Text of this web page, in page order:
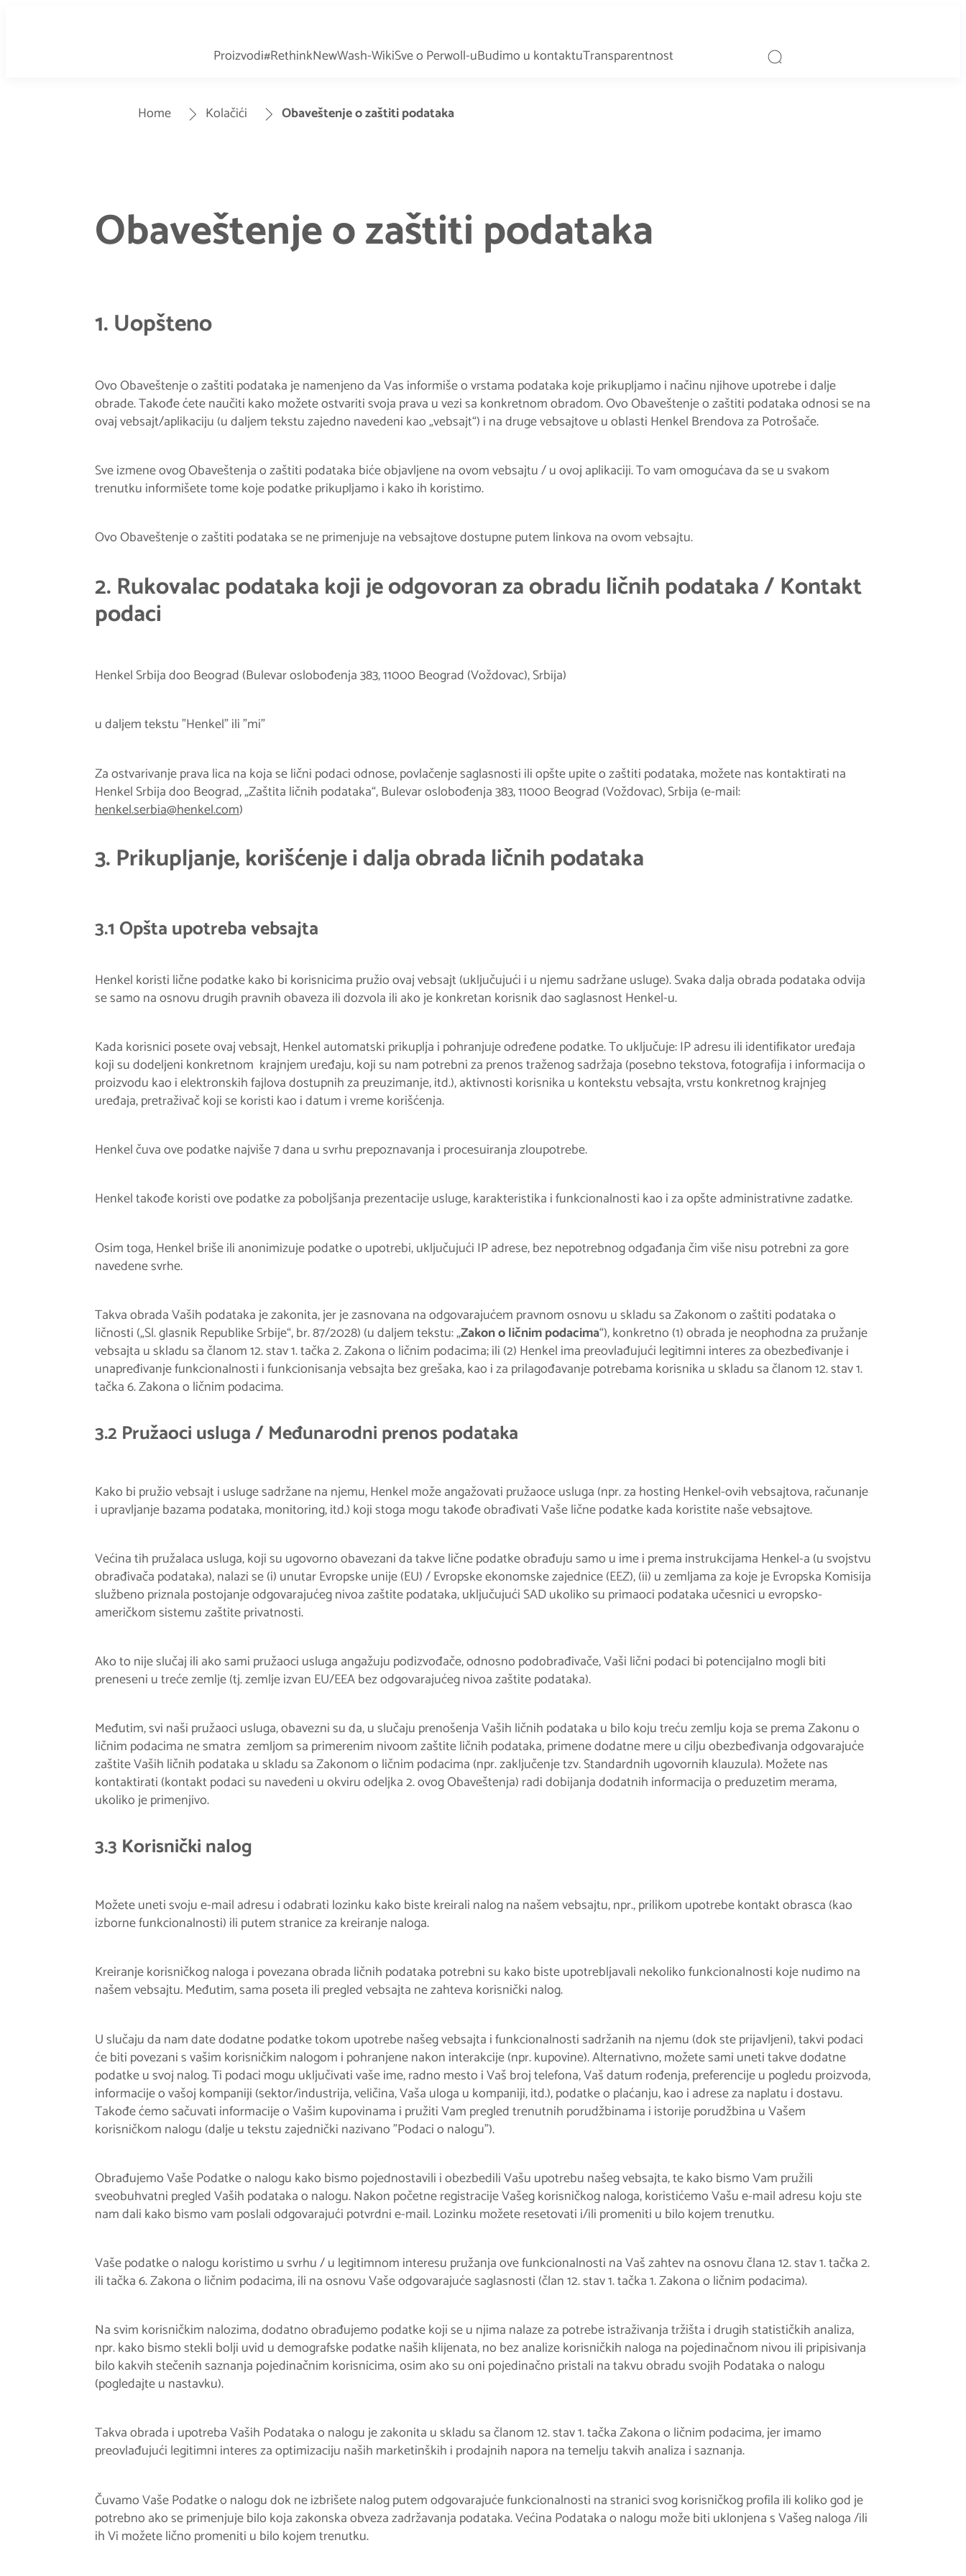
Proizvodi#RethinkNewWash-WikiSve o Perwoll-uBudimo u kontaktuTransparentnost
Home Kolačići Obaveštenje o zaštiti podataka
Obaveštenje o zaštiti podataka
1. Uopšteno
Ovo Obaveštenje o zaštiti podataka je namenjeno da Vas informiše o vrstama podataka koje prikupljamo i načinu njihove upotrebe i dalje
obrade. Takođe ćete naučiti kako možete ostvariti svoja prava u vezi sa konkretnom obradom. Ovo Obaveštenje o zaštiti podataka odnosi se na
ovaj vebsajt/aplikaciju (u daljem tekstu zajedno navedeni kao „vebsajt“) i na druge vebsajtove u oblasti Henkel Brendova za Potrošače.
Sve izmene ovog Obaveštenja o zaštiti podataka biće objavljene na ovom vebsajtu / u ovoj aplikaciji. To vam omogućava da se u svakom
trenutku informišete tome koje podatke prikupljamo i kako ih koristimo.
Ovo Obaveštenje o zaštiti podataka se ne primenjuje na vebsajtove dostupne putem linkova na ovom vebsajtu.
2. Rukovalac podataka koji je odgovoran za obradu ličnih podataka / Kontakt
podaci
Henkel Srbija doo Beograd (Bulevar oslobođenja 383, 11000 Beograd (Voždovac), Srbija)
u daljem tekstu "Henkel" ili "mi"
Za ostvarivanje prava lica na koja se lični podaci odnose, povlačenje saglasnosti ili opšte upite o zaštiti podataka, možete nas kontaktirati na
Henkel Srbija doo Beograd, „Zaštita ličnih podataka“, Bulevar oslobođenja 383, 11000 Beograd (Voždovac), Srbija (e-mail:
henkel.serbia@henkel.com)
3. Prikupljanje, korišćenje i dalja obrada ličnih podataka
3.1 Opšta upotreba vebsajta
Henkel koristi lične podatke kako bi korisnicima pružio ovaj vebsajt (uključujući i u njemu sadržane usluge). Svaka dalja obrada podataka odvija
se samo na osnovu drugih pravnih obaveza ili dozvola ili ako je konkretan korisnik dao saglasnost Henkel-u.
Kada korisnici posete ovaj vebsajt, Henkel automatski prikuplja i pohranjuje određene podatke. To uključuje: IP adresu ili identifikator uređaja
koji su dodeljeni konkretnom krajnjem uređaju, koji su nam potrebni za prenos traženog sadržaja (posebno tekstova, fotografija i informacija o
proizvodu kao i elektronskih fajlova dostupnih za preuzimanje, itd.), aktivnosti korisnika u kontekstu vebsajta, vrstu konkretnog krajnjeg
uređaja, pretraživač koji se koristi kao i datum i vreme korišćenja.
Henkel čuva ove podatke najviše 7 dana u svrhu prepoznavanja i procesuiranja zloupotrebe.
Henkel takođe koristi ove podatke za poboljšanja prezentacije usluge, karakteristika i funkcionalnosti kao i za opšte administrativne zadatke.
Osim toga, Henkel briše ili anonimizuje podatke o upotrebi, uključujući IP adrese, bez nepotrebnog odgađanja čim više nisu potrebni za gore
navedene svrhe.
Takva obrada Vaših podataka je zakonita, jer je zasnovana na odgovarajućem pravnom osnovu u skladu sa Zakonom o zaštiti podataka o
ličnosti („Sl. glasnik Republike Srbije“, br. 87/2028) (u daljem tekstu: „Zakon o ličnim podacima“), konkretno (1) obrada je neophodna za pružanje
vebsajta u skladu sa članom 12. stav 1. tačka 2. Zakona o ličnim podacima; ili (2) Henkel ima preovlađujući legitimni interes za obezbeđivanje i
unapređivanje funkcionalnosti i funkcionisanja vebsajta bez grešaka, kao i za prilagođavanje potrebama korisnika u skladu sa članom 12. stav 1.
tačka 6. Zakona o ličnim podacima.
3.2 Pružaoci usluga / Međunarodni prenos podataka
Kako bi pružio vebsajt i usluge sadržane na njemu, Henkel može angažovati pružaoce usluga (npr. za hosting Henkel-ovih vebsajtova, računanje
i upravljanje bazama podataka, monitoring, itd.) koji stoga mogu takođe obrađivati Vaše lične podatke kada koristite naše vebsajtove.
Većina tih pružalaca usluga, koji su ugovorno obavezani da takve lične podatke obrađuju samo u ime i prema instrukcijama Henkel-a (u svojstvu
obrađivača podataka), nalazi se (i) unutar Evropske unije (EU) / Evropske ekonomske zajednice (EEZ), (ii) u zemljama za koje je Evropska Komisija
službeno priznala postojanje odgovarajućeg nivoa zaštite podataka, uključujući SAD ukoliko su primaoci podataka učesnici u evropsko-
američkom sistemu zaštite privatnosti.
Ako to nije slučaj ili ako sami pružaoci usluga angažuju podizvođače, odnosno podobrađivače, Vaši lični podaci bi potencijalno mogli biti
preneseni u treće zemlje (tj. zemlje izvan EU/EEA bez odgovarajućeg nivoa zaštite podataka).
Međutim, svi naši pružaoci usluga, obavezni su da, u slučaju prenošenja Vaših ličnih podataka u bilo koju treću zemlju koja se prema Zakonu o
ličnim podacima ne smatra zemljom sa primerenim nivoom zaštite ličnih podataka, primene dodatne mere u cilju obezbeđivanja odgovarajuće
zaštite Vaših ličnih podataka u skladu sa Zakonom o ličnim podacima (npr. zaključenje tzv. Standardnih ugovornih klauzula). Možete nas
kontaktirati (kontakt podaci su navedeni u okviru odeljka 2. ovog Obaveštenja) radi dobijanja dodatnih informacija o preduzetim merama,
ukoliko je primenjivo.
3.3 Korisnički nalog
Možete uneti svoju e-mail adresu i odabrati lozinku kako biste kreirali nalog na našem vebsajtu, npr., prilikom upotrebe kontakt obrasca (kao
izborne funkcionalnosti) ili putem stranice za kreiranje naloga.
Kreiranje korisničkog naloga i povezana obrada ličnih podataka potrebni su kako biste upotrebljavali nekoliko funkcionalnosti koje nudimo na
našem vebsajtu. Međutim, sama poseta ili pregled vebsajta ne zahteva korisnički nalog.
U slučaju da nam date dodatne podatke tokom upotrebe našeg vebsajta i funkcionalnosti sadržanih na njemu (dok ste prijavljeni), takvi podaci
će biti povezani s vašim korisničkim nalogom i pohranjene nakon interakcije (npr. kupovine). Alternativno, možete sami uneti takve dodatne
podatke u svoj nalog. Ti podaci mogu uključivati vaše ime, radno mesto i Vaš broj telefona, Vaš datum rođenja, preferencije u pogledu proizvoda,
informacije o vašoj kompaniji (sektor/industrija, veličina, Vaša uloga u kompaniji, itd.), podatke o plaćanju, kao i adrese za naplatu i dostavu.
Takođe ćemo sačuvati informacije o Vašim kupovinama i pružiti Vam pregled trenutnih porudžbinama i istorije porudžbina u Vašem
korisničkom nalogu (dalje u tekstu zajednički nazivano "Podaci o nalogu").
Obrađujemo Vaše Podatke o nalogu kako bismo pojednostavili i obezbedili Vašu upotrebu našeg vebsajta, te kako bismo Vam pružili
sveobuhvatni pregled Vaših podataka o nalogu. Nakon početne registracije Vašeg korisničkog naloga, koristićemo Vašu e-mail adresu koju ste
nam dali kako bismo vam poslali odgovarajući potvrdni e-mail. Lozinku možete resetovati i/ili promeniti u bilo kojem trenutku.
Vaše podatke o nalogu koristimo u svrhu / u legitimnom interesu pružanja ove funkcionalnosti na Vaš zahtev na osnovu člana 12. stav 1. tačka 2.
ili tačka 6. Zakona o ličnim podacima, ili na osnovu Vaše odgovarajuće saglasnosti (član 12. stav 1. tačka 1. Zakona o ličnim podacima).
Na svim korisničkim nalozima, dodatno obrađujemo podatke koji se u njima nalaze za potrebe istraživanja tržišta i drugih statističkih analiza,
npr. kako bismo stekli bolji uvid u demografske podatke naših klijenata, no bez analize korisničkih naloga na pojedinačnom nivou ili pripisivanja
bilo kakvih stečenih saznanja pojedinačnim korisnicima, osim ako su oni pojedinačno pristali na takvu obradu svojih Podataka o nalogu
(pogledajte u nastavku).
Takva obrada i upotreba Vaših Podataka o nalogu je zakonita u skladu sa članom 12. stav 1. tačka Zakona o ličnim podacima, jer imamo
preovlađujući legitimni interes za optimizaciju naših marketinških i prodajnih napora na temelju takvih analiza i saznanja.
Čuvamo Vaše Podatke o nalogu dok ne izbrišete nalog putem odgovarajuće funkcionalnosti na stranici svog korisničkog profila ili koliko god je
potrebno ako se primenjuje bilo koja zakonska obveza zadržavanja podataka. Većina Podataka o nalogu može biti uklonjena s Vašeg naloga /ili
ih Vi možete lično promeniti u bilo kojem trenutku.